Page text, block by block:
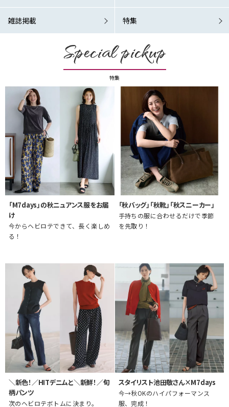
雑誌掲載 特集
Special pickup
特集
「M7days」の秋ニュアンス服をお届
け
今からヘビロテできて、長く楽しめ
る！
「秋バッグ」「秋靴」「秋スニーカー」
手持ちの服に合わせるだけで季節
を先取り！
＼新色！／HITデニムと＼新鮮！／旬
柄パンツ
次のヘビロテボトムに決まり。
スタイリスト池田敬さん×M7days
今→秋OKのハイパフォーマンス
服、完成！